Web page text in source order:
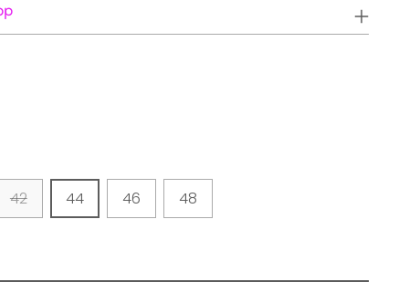
42 44 46 48